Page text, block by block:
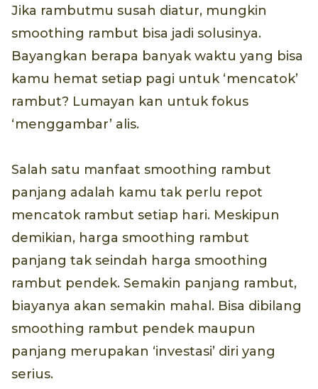
Jika rambutmu susah diatur, mungkin
smoothing rambut bisa jadi solusinya.
Bayangkan berapa banyak waktu yang bisa
kamu hemat setiap pagi untuk ‘mencatok’
rambut? Lumayan kan untuk fokus
‘menggambar’ alis.
Salah satu manfaat smoothing rambut
panjang adalah kamu tak perlu repot
mencatok rambut setiap hari. Meskipun
demikian, harga smoothing rambut
panjang tak seindah harga smoothing
rambut pendek. Semakin panjang rambut,
biayanya akan semakin mahal. Bisa dibilang
smoothing rambut pendek maupun
panjang merupakan ‘investasi’ diri yang
serius.